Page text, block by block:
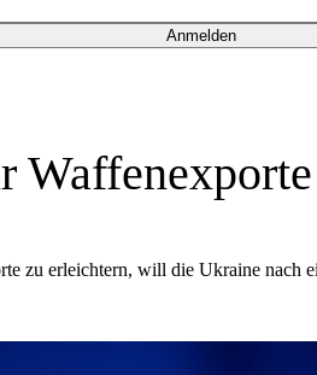
Anmelden
zu erleichtern, will die Ukraine nach